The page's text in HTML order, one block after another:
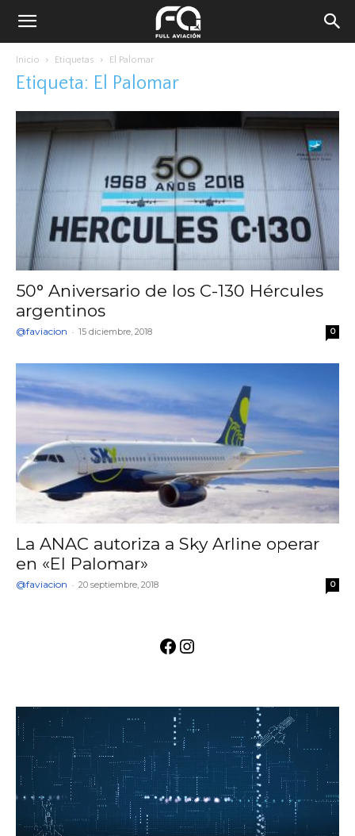
Inicio Etiquetas El Palomar
Etiqueta: El Palomar
50° Aniversario de los C-130 Hércules
argentinos
@faviacion - 15 diciembre, 2018 0
La ANAC autoriza a Sky Arline operar
en «El Palomar»
@faviacion - 20 septiembre, 2018 0
Facebook
Instagram